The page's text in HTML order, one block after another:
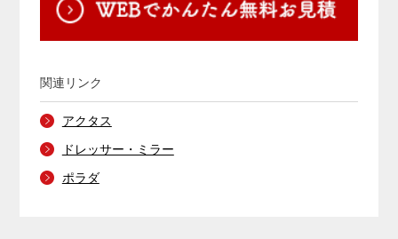
関連リンク
アクタス
ドレッサー・ミラー
ポラダ